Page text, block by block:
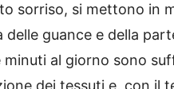
sorriso, si mettono in
guance e della
minuti al giorno sono
dei tessuti e, con il